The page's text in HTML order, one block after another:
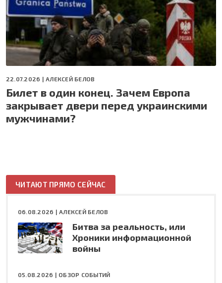
22.07.2026 |АЛЕКСЕЙ БЕЛОВ
Билет в один конец. Зачем Европа
закрывает двери перед украинскими
мужчинами?
ЧИТАЮТ ПРЯМО СЕЙЧАС
06.08.2026 |АЛЕКСЕЙ БЕЛОВ
Битва за реальность, или
Хроники информационной
войны
05.08.2026 | ОБЗОР СОБЫТИЙ